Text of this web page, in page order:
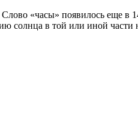
«часы» появилось еще в
в той или иной части